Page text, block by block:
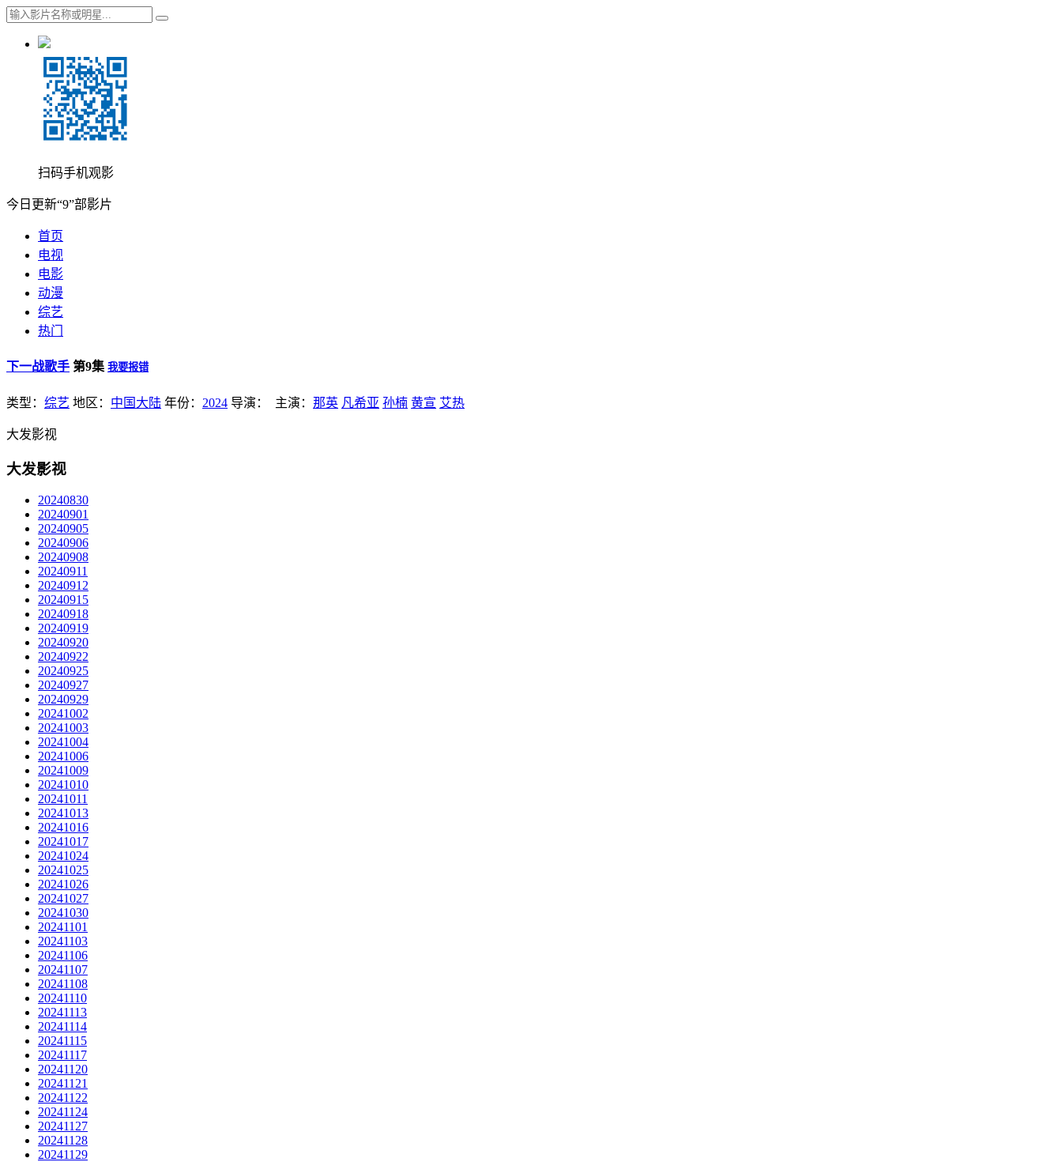
扫码手机观影
今日更新“9”部影片
首页
电视
电影
动漫
综艺
热门
下一战歌手 第9集 我要报错
类型： 综艺 地区： 中国大陆 年份： 2024 导演： 主演： 那英 凡希亚 孙楠 黄宣 艾热
大发影视
大发影视
20240830
20240901
20240905
20240906
20240908
20240911
20240912
20240915
20240918
20240919
20240920
20240922
20240925
20240927
20240929
20241002
20241003
20241004
20241006
20241009
20241010
20241011
20241013
20241016
20241017
20241024
20241025
20241026
20241027
20241030
20241101
20241103
20241106
20241107
20241108
20241110
20241113
20241114
20241115
20241117
20241120
20241121
20241122
20241124
20241127
20241128
20241129